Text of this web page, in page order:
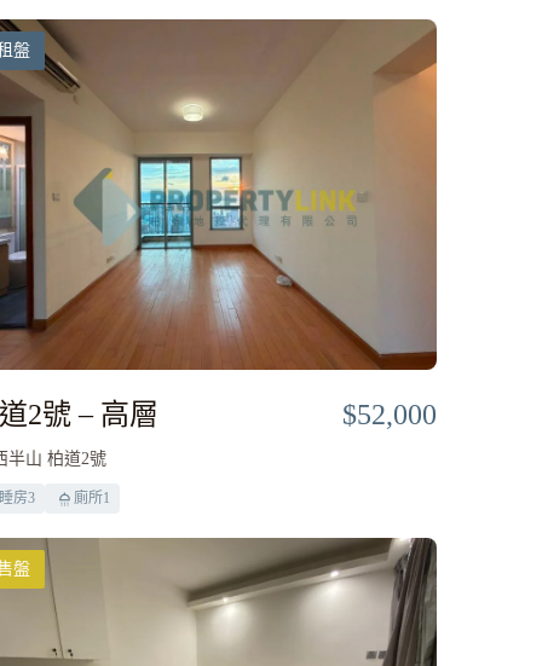
盤
2號 – 高層 $52,000
半山 柏道2號
睡房3 廁所1
盤